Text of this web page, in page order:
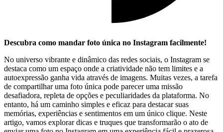
Descubra como⁣ mandar foto única no Instagram facilmente!
No universo vibrante e dinâmico das redes ‍sociais, ⁤o Instagram se
destaca como‍ um espaço onde a criatividade não tem ⁤limites e a
⁣autoexpressão ganha vida através ⁤de imagens. Muitas‌ vezes, a tarefa
de compartilhar uma foto única pode parecer⁤ uma missão
desafiadora, repleta de opções e peculiaridades da plataforma. No
entanto, há ⁣um ⁢caminho simples e eficaz para destacar suas
memórias, experiências e sentimentos em‌ um único clique. Neste‌
artigo, vamos explorar dicas e truques que transformarão o ato de